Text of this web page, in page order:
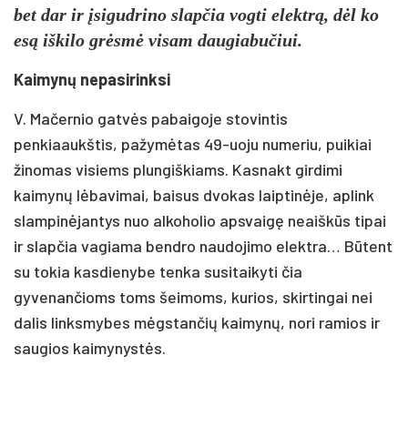
bet dar ir įsigudrino slapčia vogti elektrą, dėl ko
esą iškilo grėsmė visam daugiabučiui.
Kaimynų nepasirinksi
V. Mačernio gatvės pabaigoje stovintis
penkiaaukštis, pažymėtas 49-uoju numeriu, puikiai
žinomas visiems plungiškiams. Kasnakt girdimi
kaimynų lėbavimai, baisus dvokas laiptinėje, aplink
slampinėjantys nuo alkoholio apsvaigę neaiškūs tipai
ir slapčia vagiama bendro naudojimo elektra… Būtent
su tokia kasdienybe tenka susitaikyti čia
gyvenančioms toms šeimoms, kurios, skirtingai nei
dalis linksmybes mėgstančių kaimynų, nori ramios ir
saugios kaimynystės.